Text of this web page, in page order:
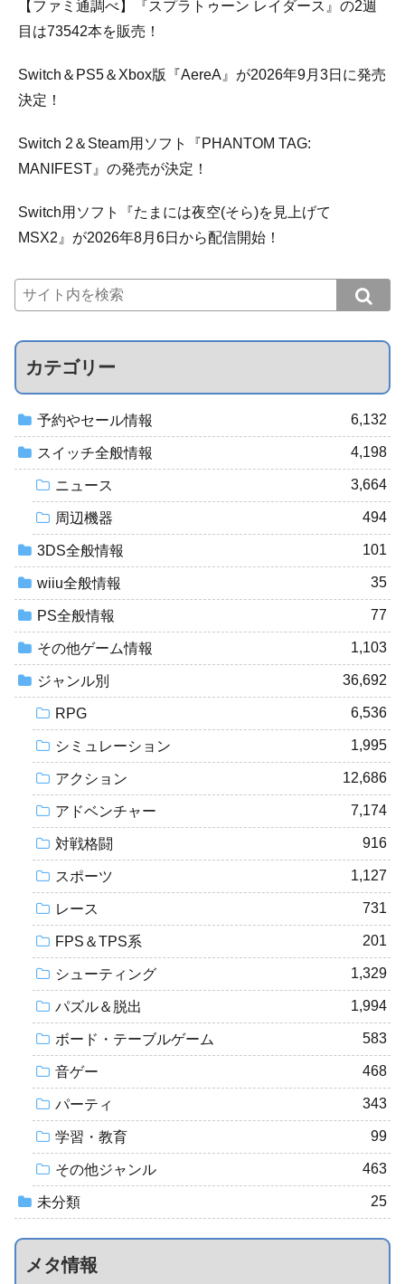
【ファミ通調べ】『スプラトゥーン レイダース』の2週
目は73542本を販売！
Switch＆PS5＆Xbox版『AereA』が2026年9月3日に発売
決定！
Switch 2＆Steam用ソフト『PHANTOM TAG:
MANIFEST』の発売が決定！
Switch用ソフト『たまには夜空(そら)を見上げて
MSX2』が2026年8月6日から配信開始！
カテゴリー
予約やセール情報 6,132
スイッチ全般情報 4,198
ニュース 3,664
周辺機器 494
3DS全般情報 101
wiiu全般情報 35
PS全般情報 77
その他ゲーム情報 1,103
ジャンル別 36,692
RPG 6,536
シミュレーション 1,995
アクション 12,686
アドベンチャー 7,174
対戦格闘 916
スポーツ 1,127
レース 731
FPS＆TPS系 201
シューティング 1,329
パズル＆脱出 1,994
ボード・テーブルゲーム 583
音ゲー 468
パーティ 343
学習・教育 99
その他ジャンル 463
未分類 25
メタ情報